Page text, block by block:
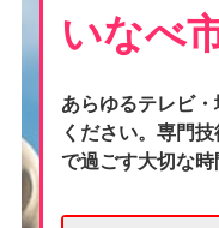
いなべ
あらゆるテレビ
ください。専門
で過ごす大切な時